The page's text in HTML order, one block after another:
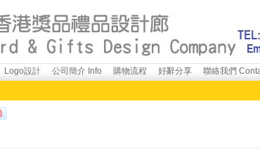
Logo設計 公司簡介 Info 購物流程 好辭分享 聯絡我們